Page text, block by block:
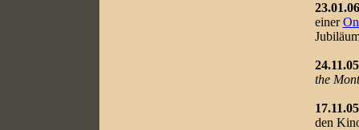
einer
the
den